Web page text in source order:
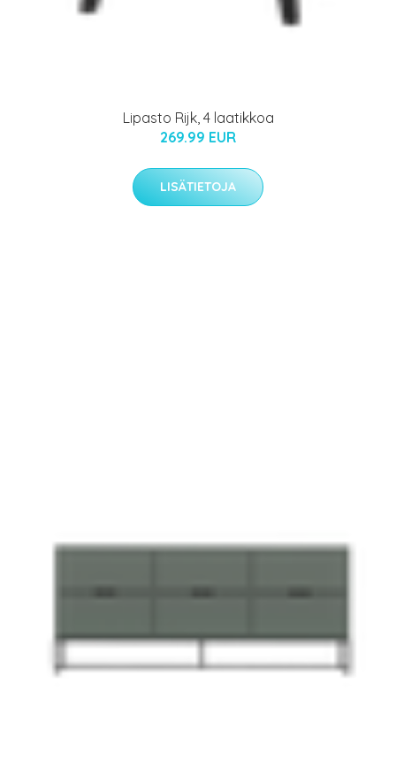
Lipasto Rijk, 4 laatikkoa
269.99 EUR
LISÄTIETOJA